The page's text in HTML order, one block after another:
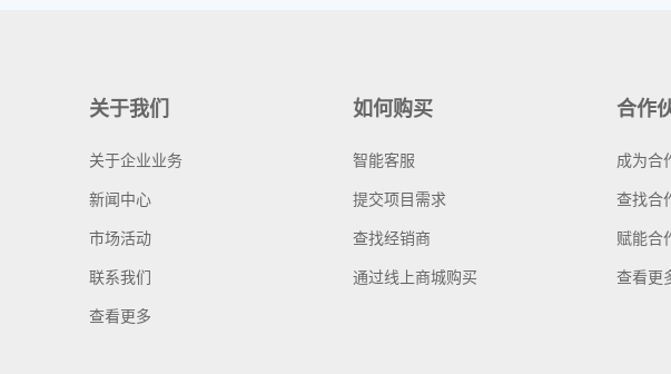
关于我们
关于企业业务
新闻中心
市场活动
联系我们
查看更多
如何购买
智能客服
提交项目需求
查找经销商
通过线上商城购买
合作
成为合
查找合
赋能合
查看更